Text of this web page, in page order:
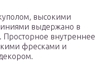
высокими
выдержано в
Просторное внутреннее
фресками и